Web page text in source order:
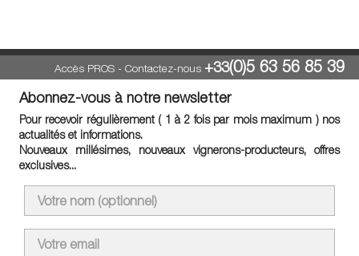
Accès PROS- Contactez-nous +33(0)5 63 56 85 39
Abonnez-vous à notre newsletter
Pour recevoir régulièrement ( 1 à 2 fois par mois maximum ) nos
actualités et informations.
Nouveaux millésimes, nouveaux vignerons-producteurs, offres
exclusives...